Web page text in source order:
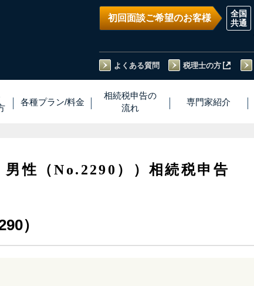
初回面談ご希望のお客様
よくある質問 税理士の方
各種プラン/料金
相続税申告の
流れ
専門家紹介
男性（No.2290））相続税申告
）